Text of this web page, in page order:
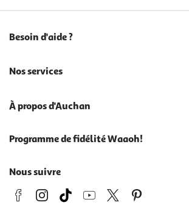
Besoin d'aide ?
Nos services
À propos d'Auchan
Programme de fidélité Waaoh!
Nous suivre